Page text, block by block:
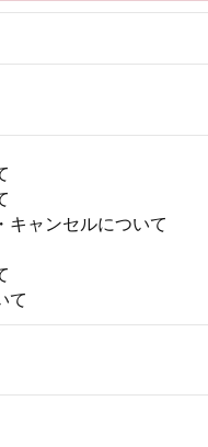
キャンセルについて
て